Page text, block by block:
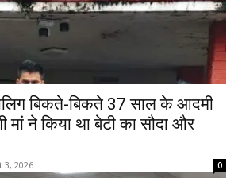
बिकते-बिकते 37 साल के आदमी
मां ने किया था बेटी का सौदा और
3, 2026 0